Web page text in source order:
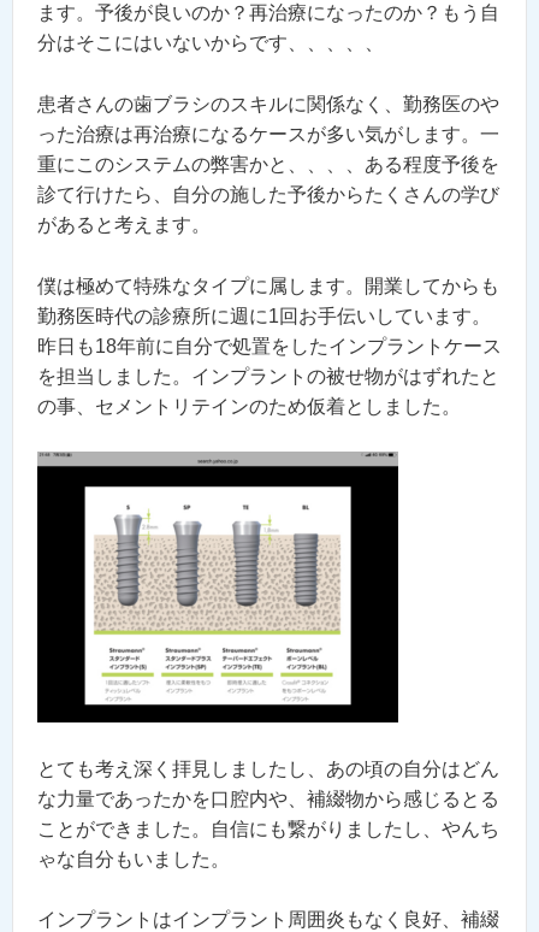
ます。予後が良いのか？再治療になったのか？もう自
分はそこにはいないからです、、、、、
患者さんの歯ブラシのスキルに関係なく、勤務医のや
った治療は再治療になるケースが多い気がします。一
重にこのシステムの弊害かと、、、、ある程度予後を
診て行けたら、自分の施した予後からたくさんの学び
があると考えます。
僕は極めて特殊なタイプに属します。開業してからも
勤務医時代の診療所に週に1回お手伝いしています。
昨日も18年前に自分で処置をしたインプラントケース
を担当しました。インプラントの被せ物がはずれたと
の事、セメントリテインのため仮着としました。
とても考え深く拝見しましたし、あの頃の自分はどん
な力量であったかを口腔内や、補綴物から感じるとる
ことができました。自信にも繋がりましたし、やんち
ゃな自分もいました。
インプラントはインプラント周囲炎もなく良好、補綴